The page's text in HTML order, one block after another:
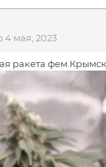
4 мая, 2023
ракета